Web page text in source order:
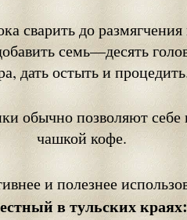
сварить до размягчения
семь—десять
дать остыть и
обычно позволяют себе
чашкой кофе.
и полезнее
в тульских краях: